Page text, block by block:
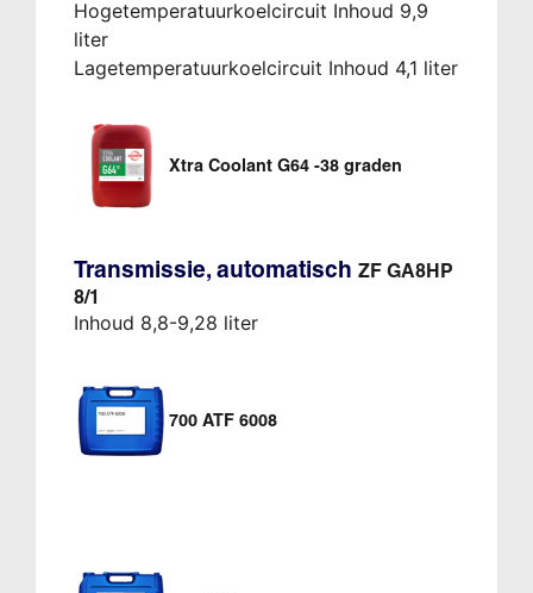
Hogetemperatuurkoelcircuit Inhoud 9,9
liter
Lagetemperatuurkoelcircuit Inhoud 4,1 liter
Xtra Coolant G64 -38 graden
Transmissie, automatisch ZF GA8HP
8/1
Inhoud 8,8-9,28 liter
700 ATF 6008